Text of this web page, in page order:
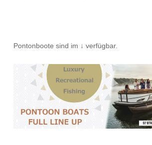
Pontonboote sind im ↓ verfügbar.